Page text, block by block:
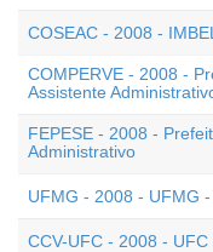
COSEAC - 2008 -
COMPERVE - 2008 -
Assistente
FEPESE - 2008 -
Administrativo
UFMG - 2008 - UFMG
CCV-UFC - 2008 -